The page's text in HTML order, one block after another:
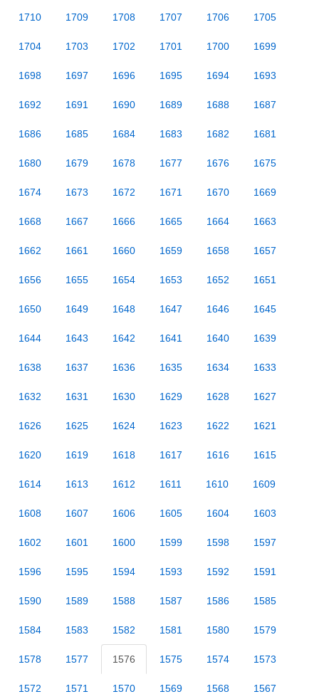
1710 1709 1708 1707 1706 1705
1704 1703 1702 1701 1700 1699
1698 1697 1696 1695 1694 1693
1692 1691 1690 1689 1688 1687
1686 1685 1684 1683 1682 1681
1680 1679 1678 1677 1676 1675
1674 1673 1672 1671 1670 1669
1668 1667 1666 1665 1664 1663
1662 1661 1660 1659 1658 1657
1656 1655 1654 1653 1652 1651
1650 1649 1648 1647 1646 1645
1644 1643 1642 1641 1640 1639
1638 1637 1636 1635 1634 1633
1632 1631 1630 1629 1628 1627
1626 1625 1624 1623 1622 1621
1620 1619 1618 1617 1616 1615
1614 1613 1612 1611 1610 1609
1608 1607 1606 1605 1604 1603
1602 1601 1600 1599 1598 1597
1596 1595 1594 1593 1592 1591
1590 1589 1588 1587 1586 1585
1584 1583 1582 1581 1580 1579
1578 1577 1576 1575 1574 1573
1572 1571 1570 1569 1568 1567